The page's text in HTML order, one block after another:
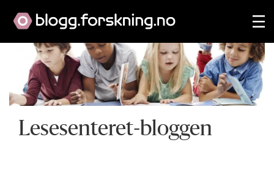
Lesesenteret-bloggen